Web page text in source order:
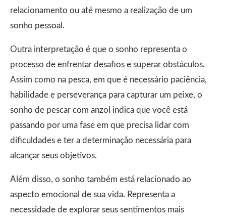
relacionamento ou até mesmo a realização de um
sonho pessoal.
Outra interpretação é que o sonho representa o
processo de enfrentar desafios e superar obstáculos.
Assim como na pesca, em que é necessário paciência,
habilidade e perseverança para capturar um peixe, o
sonho de pescar com anzol indica que você está
passando por uma fase em que precisa lidar com
dificuldades e ter a determinação necessária para
alcançar seus objetivos.
Além disso, o sonho também está relacionado ao
aspecto emocional de sua vida. Representa a
necessidade de explorar seus sentimentos mais